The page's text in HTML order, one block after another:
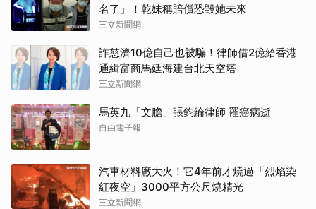
名了」！乾妹稱賠償恐毀她未來
三立新聞網
詐慈濟10億自己也被騙！律師借2億給香港
通緝富商馬廷海建台北天空塔
三立新聞網
馬英九「文膽」張鈞綸律師 罹癌病逝
自由電子報
汽車材料廠大火！它4年前才燒過「烈焰染
紅夜空」3000平方公尺燒精光
三立新聞網
取消